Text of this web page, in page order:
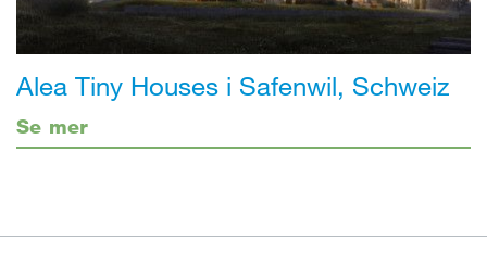
Alea Tiny Houses i Safenwil, Schweiz
Se mer